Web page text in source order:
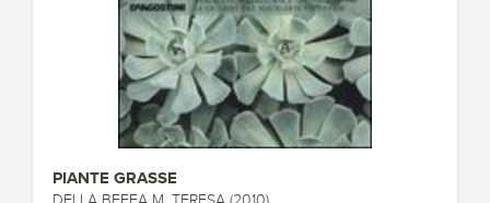
PIANTE GRASSE